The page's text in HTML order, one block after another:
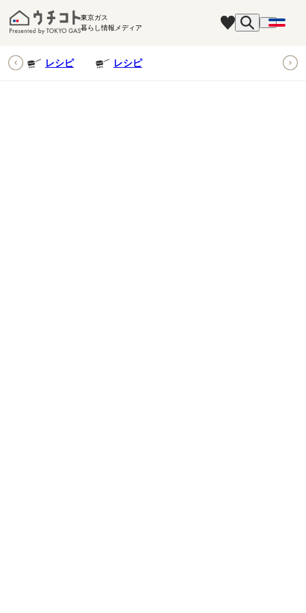
東京ガス
暮らし情報メディア
レシピ レシピ